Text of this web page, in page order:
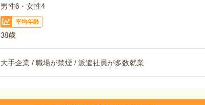
男性6・女性4
平均年齢
38歳
大手企業 / 職場が禁煙 / 派遣社員が多数就業